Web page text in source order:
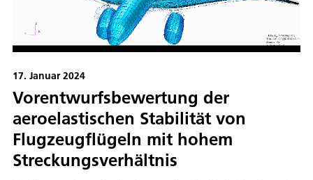
17. Januar 2024
Vorentwurfsbewertung der
aeroelastischen Stabilität von
Flugzeugflügeln mit hohem
Streckungsverhältnis